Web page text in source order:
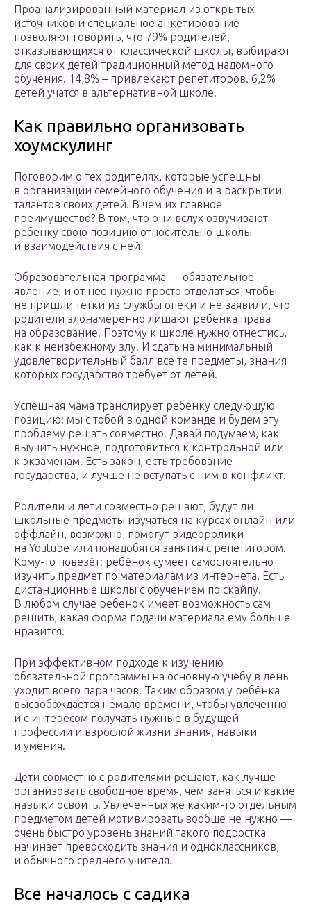
Проанализированный материал из открытых
источников и специальное анкетирование
позволяют говорить, что 79% родителей,
отказывающихся от классической школы, выбирают
для своих детей традиционный метод надомного
обучения. 14,8% – привлекают репетиторов. 6,2%
детей учатся в альтернативной школе.
Как правильно организовать
хоумскулинг
Поговорим о тех родителях, которые успешны
в организации семейного обучения и в раскрытии
талантов своих детей. В чем их главное
преимущество? В том, что они вслух озвучивают
ребенку свою позицию относительно школы
и взаимодействия с ней.
Образовательная программа — обязательное
явление, и от нее нужно просто отделаться, чтобы
не пришли тетки из службы опеки и не заявили, что
родители злонамеренно лишают ребенка права
на образование. Поэтому к школе нужно отнестись,
как к неизбежному злу. И сдать на минимальный
удовлетворительный балл все те предметы, знания
которых государство требует от детей.
Успешная мама транслирует ребенку следующую
позицию: мы с тобой в одной команде и будем эту
проблему решать совместно. Давай подумаем, как
выучить нужное, подготовиться к контрольной или
к экзаменам. Есть закон, есть требование
государства, и лучше не вступать с ним в конфликт.
Родители и дети совместно решают, будут ли
школьные предметы изучаться на курсах онлайн или
оффлайн, возможно, помогут видеоролики
на Youtube или понадобятся занятия с репетитором.
Кому-то повезёт: ребёнок сумеет самостоятельно
изучить предмет по материалам из интернета. Есть
дистанционные школы с обучением по скайпу.
В любом случае ребенок имеет возможность сам
решить, какая форма подачи материала ему больше
нравится.
При эффективном подходе к изучению
обязательной программы на основную учебу в день
уходит всего пара часов. Таким образом у ребёнка
высвобождается немало времени, чтобы увлеченно
и с интересом получать нужные в будущей
профессии и взрослой жизни знания, навыки
и умения.
Дети совместно с родителями решают, как лучше
организовать свободное время, чем заняться и какие
навыки освоить. Увлеченных же каким-то отдельным
предметом детей мотивировать вообще не нужно —
очень быстро уровень знаний такого подростка
начинает превосходить знания и одноклассников,
и обычного среднего учителя.
Все началось с садика